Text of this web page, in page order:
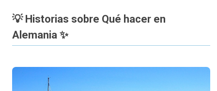
💡 Historias sobre Qué hacer en
Alemania ✨